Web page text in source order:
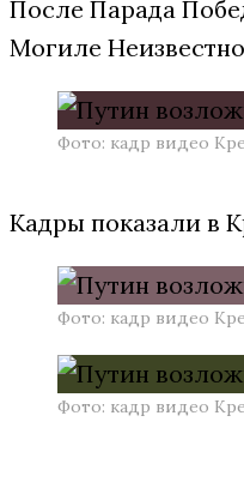
После Парада
Могиле
Фото: кадр видео
Кадры показали в
Фото: кадр видео
Фото: кадр видео